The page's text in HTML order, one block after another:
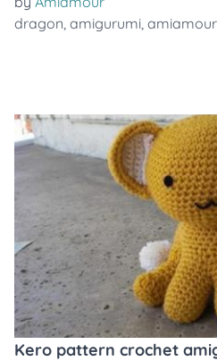
dragon, amigurumi, amiamour
Kero pattern crochet